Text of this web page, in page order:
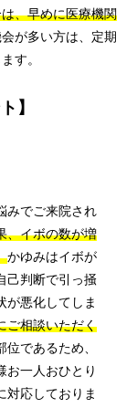
、早めに医療機関
が多い方は、定期
す。
】
みでご来院され
、イボの数が増
かゆみはイボが
己判断で引っ掻
が悪化してしま
ご相談いただく
であるため、
お一人おひとり
対応しておりま